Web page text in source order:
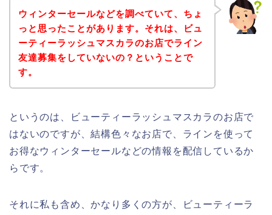
ウィンターセールなどを調べていて、ちょ
っと思ったことがあります。それは、ビュ
ーティーラッシュマスカラのお店でライン
友達募集をしていないの？ということで
す。
というのは、ビューティーラッシュマスカラのお店で
はないのですが、結構色々なお店で、ラインを使って
お得なウィンターセールなどの情報を配信しているか
らです。
それに私も含め、かなり多くの方が、ビューティーラ